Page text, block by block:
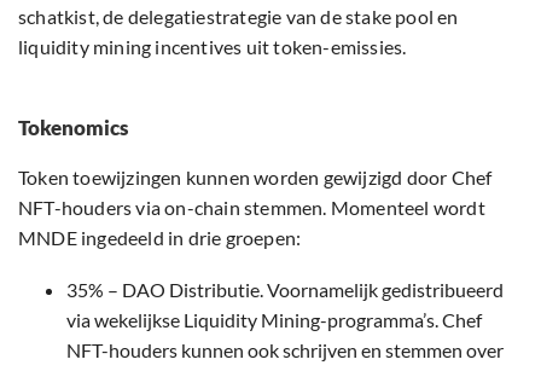
schatkist, de delegatiestrategie van de stake pool en
liquidity mining incentives uit token-emissies.
Tokenomics
Token toewijzingen kunnen worden gewijzigd door Chef
NFT-houders via on-chain stemmen. Momenteel wordt
MNDE ingedeeld in drie groepen:
35% – DAO Distributie. Voornamelijk gedistribueerd
via wekelijkse Liquidity Mining-programma’s. Chef
NFT-houders kunnen ook schrijven en stemmen over